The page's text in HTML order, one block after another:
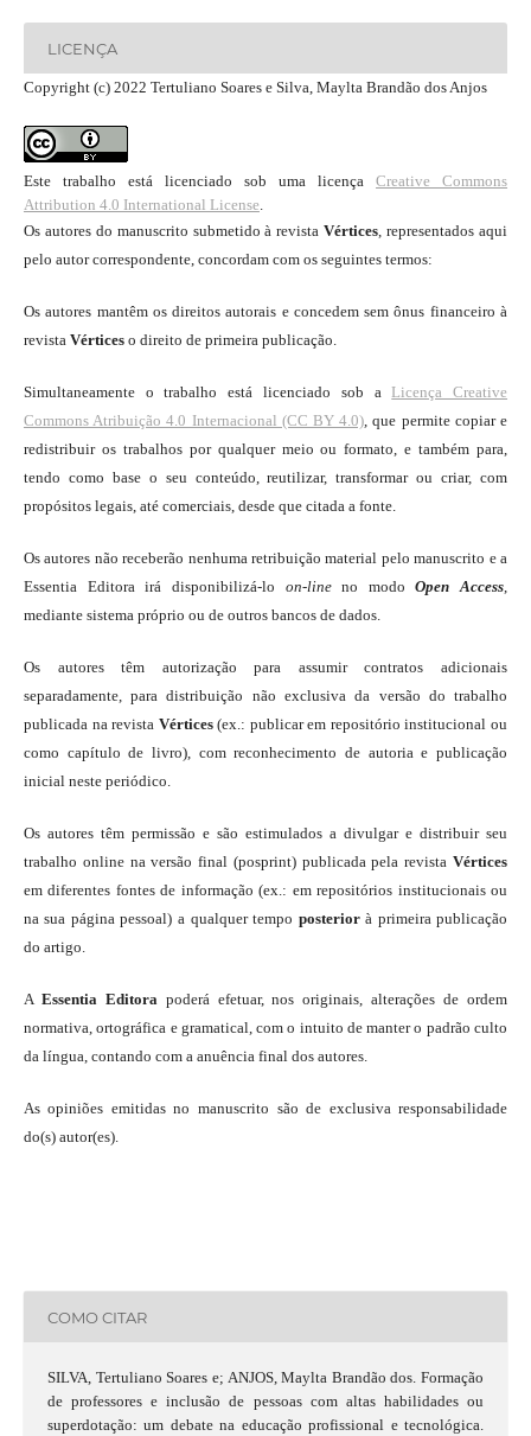
LICENÇA
Copyright (c) 2022 Tertuliano Soares e Silva, Maylta Brandão dos Anjos
Este trabalho está licenciado sob uma licençaCreative Commons
Attribution 4.0 International License.
Os autores do manuscrito submetido à revistaVértices, representados aqui
pelo autor correspondente, concordam com os seguintes termos:
Os autores mantêm os direitos autorais e concedem sem ônus financeiro à
revista Vértices o direito de primeira publicação.
Simultaneamente o trabalho está licenciado sob a Licença Creative
Commons Atribuição 4.0 Internacional (CC BY 4.0), que permite copiar e
redistribuir os trabalhos por qualquer meio ou formato, e também para,
tendo como base o seu conteúdo, reutilizar, transformar ou criar, com
propósitos legais, até comerciais, desde que citada a fonte.
Os autores não receberão nenhuma retribuição material pelo manuscrito e a
Essentia Editora irá disponibilizá-lo on-lineno modoOpen Access,
mediante sistema próprio ou de outros bancos de dados.
Os autores têm autorização para assumir contratos adicionais
separadamente, para distribuição não exclusiva da versão do trabalho
publicada na revista Vértices(ex.: publicar em repositório institucional ou
como capítulo de livro), com reconhecimento de autoria e publicação
inicial neste periódico.
Os autores têm permissão e são estimulados a divulgar e distribuir seu
trabalho online na versão final (posprint) publicada pela revistaVértices
em diferentes fontes de informação (ex.: em repositórios institucionais ou
na sua página pessoal) a qualquer tempo posteriorà primeira publicação
do artigo.
A Essentia Editorapoderá efetuar, nos originais, alterações de ordem
normativa, ortográfica e gramatical, com o intuito de manter o padrão culto
da língua, contando com a anuência final dos autores.
As opiniões emitidas no manuscrito são de exclusiva responsabilidade
do(s) autor(es).
COMO CITAR
SILVA, Tertuliano Soares e; ANJOS, Maylta Brandão dos. Formação
de professores e inclusão de pessoas com altas habilidades ou
superdotação: um debate na educação profissional e tecnológica.